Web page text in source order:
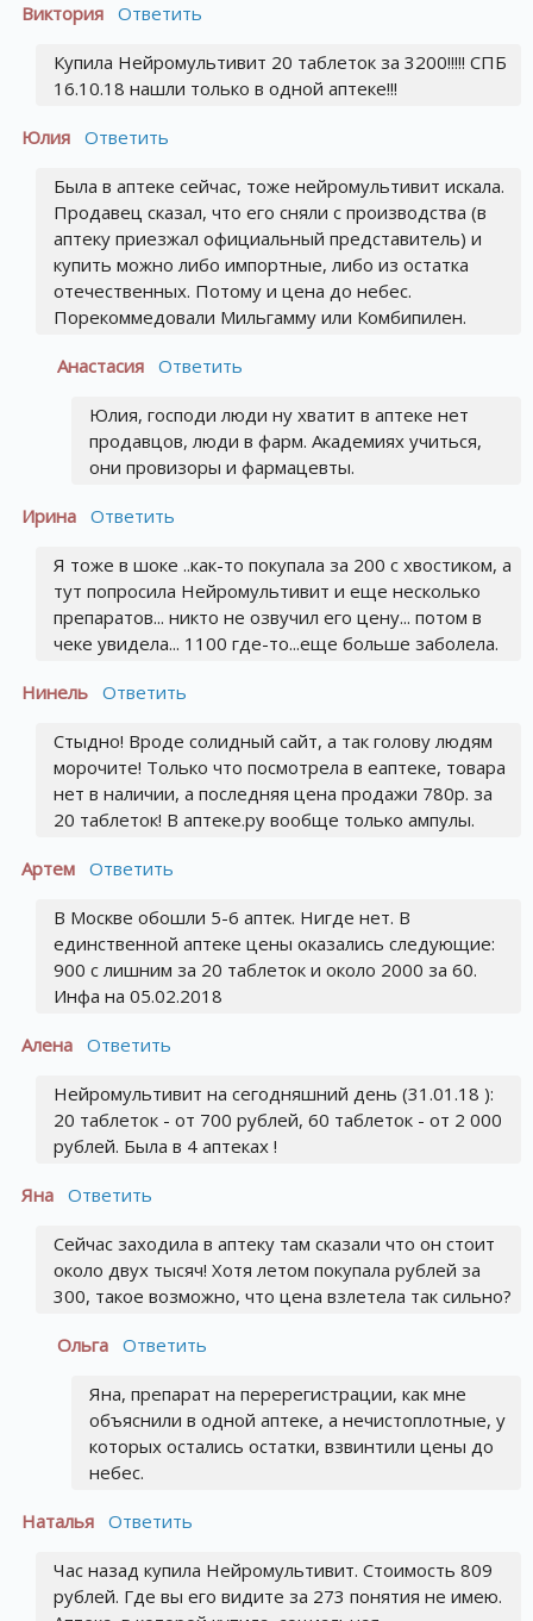
Виктория Ответить
Купила Нейромультивит 20 таблеток за 3200!!!!! СПБ
16.10.18 нашли только в одной аптеке!!!
Юлия Ответить
Была в аптеке сейчас, тоже нейромультивит искала.
Продавец сказал, что его сняли с производства (в
аптеку приезжал официальный представитель) и
купить можно либо импортные, либо из остатка
отечественных. Потому и цена до небес.
Порекоммедовали Мильгамму или Комбипилен.
Анастасия Ответить
Юлия, господи люди ну хватит в аптеке нет
продавцов, люди в фарм. Академиях учиться,
они провизоры и фармацевты.
Ирина Ответить
Я тоже в шоке ..как-то покупала за 200 с хвостиком, а
тут попросила Нейромультивит и еще несколько
препаратов... никто не озвучил его цену... потом в
чеке увидела... 1100 где-то...еще больше заболела.
Нинель Ответить
Стыдно! Вроде солидный сайт, а так голову людям
морочите! Только что посмотрела в еаптеке, товара
нет в наличии, а последняя цена продажи 780р. за
20 таблеток! В аптеке.ру вообще только ампулы.
Артем Ответить
В Москве обошли 5-6 аптек. Нигде нет. В
единственной аптеке цены оказались следующие:
900 с лишним за 20 таблеток и около 2000 за 60.
Инфа на 05.02.2018
Алена Ответить
Нейромультивит на сегодняшний день (31.01.18 ):
20 таблеток - от 700 рублей, 60 таблеток - от 2 000
рублей. Была в 4 аптеках !
Яна Ответить
Сейчас заходила в аптеку там сказали что он стоит
около двух тысяч! Хотя летом покупала рублей за
300, такое возможно, что цена взлетела так сильно?
Ольга Ответить
Яна, препарат на перерегистрации, как мне
объяснили в одной аптеке, а нечистоплотные, у
которых остались остатки, взвинтили цены до
небес.
Наталья Ответить
Час назад купила Нейромультивит. Стоимость 809
рублей. Где вы его видите за 273 понятия не имею.